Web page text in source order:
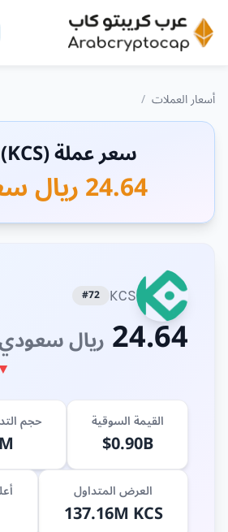
أسعار العملات /
سعر عملة (KCS) اليوم
24.64 ريال سعودي
KCS
#72
24.64 ريال
▼ 0.71%
القيمة السوقية
$0.90B
حجم
العرض المتداول
137.16M KCS